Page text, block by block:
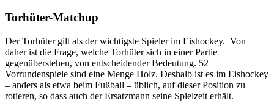
Torhüter-Matchup
Der Torhüter gilt als der wichtigste Spieler im Eishockey. Von
daher ist die Frage, welche Torhüter sich in einer Partie
gegenüberstehen, von entscheidender Bedeutung. 52
Vorrundenspiele sind eine Menge Holz. Deshalb ist es im Eishockey
– anders als etwa beim Fußball – üblich, auf dieser Position zu
rotieren, so dass auch der Ersatzmann seine Spielzeit erhält.